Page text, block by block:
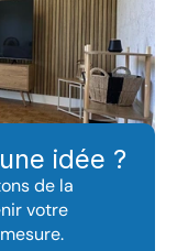
idée ?
de la
votre